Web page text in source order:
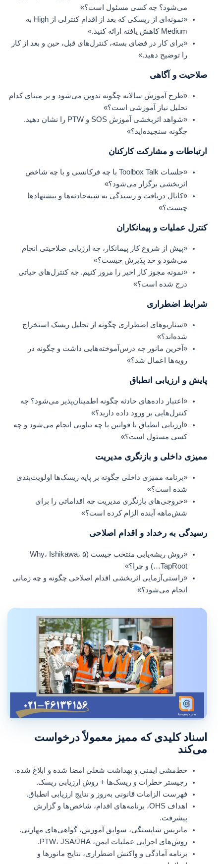
می‌شود؟ چه کسی مسئول است؟»
«نمونه‌ای از ریسکی که بعد از اقدام کنترلی از High به
Medium کاهش یافته ارائه کنید.»
«برای کار در فضای بسته، کنترل‌های قبل، حین و بعد از کار
را توضیح دهید.»
صلاحیت و آگاهی
«طرح آموزش سالانه چگونه تدوین می‌شود و بر مبنای کدام
تحلیل نیاز آموزشی است؟»
«شواهد اثربخشی آموزش SOS و PTW را نشان دهید.
چگونه سنجیده‌اید؟»
ارتباطات و مشارکت کارکنان
«جلسات Toolbox Talk با چه فرکانسی و با چه شاخص
اثربخشی برگزار می‌شود؟»
«کانال دریافت و رسیدگی به شبه‌حادثه‌ها و پیشنهادها
چیست؟»
کنترل عملیات و پیمانکاران
«پیش از شروع کار پیمانکار، چه ارزیابی صلاحیتی انجام
می‌شود و حد پذیرش چیست؟»
«نمونه مجوز کار اخیر را مرور کنیم. چه کنترل‌های حیاتی
درج شده است؟»
شرایط اضطراری
«سناریوهای اضطراری چگونه از تحلیل ریسک استخراج
شده‌اند؟»
«آخرین مانور چه درس‌آموخته‌هایی داشت و چگونه در
رویه‌ها اعمال شد؟»
پایش و ارزیابی انطباق
«اعتبار داده‌های حادثه چگونه اطمینان‌پذیر می‌شود؟ چه
کنترل‌هایی بر ورود داده دارید؟»
«ارزیابی انطباق با قوانین با چه تناوبی انجام می‌شود و چه
کسی مسئول است؟»
ممیزی داخلی و بازنگری مدیریت
«برنامه ممیزی داخلی چگونه بر پایه ریسک‌ها اولویت‌بندی
شده است؟»
«خروجی‌های بازنگری مدیریت چه اقداماتی را برای
شش‌ماهه آینده الزام کرده است؟»
رسیدگی به رخداد و اقدام اصلاحی
«روش ریشه‌یابی منتخب چیست (۵ Why، Ishikawa،
TapRoot…) و چرا؟»
«راستی‌آزمایی اثربخشی اقدام اصلاحی چگونه و چه زمانی
انجام می‌شود؟»
اسناد کلیدی که ممیز معمولاً درخواست
می‌کند
خط‌مشی ایمنی و بهداشت شغلی امضا شده و ابلاغ شده.
رجیستر خطرات و ریسک‌ها + روش ارزیابی ریسک.
فهرست الزامات قانونی به‌روز و نتایج ارزیابی انطباق.
اهداف OHS، برنامه‌های اقدام، شاخص‌ها و گزارش
پیشرفت.
ماتریس شایستگی، سوابق آموزش، گواهی‌های مهارتی.
روش‌های اجرایی عملیات ایمن، PTW، JSA/JHA.
برنامه آمادگی و واکنش اضطراری، نتایج مانورها و